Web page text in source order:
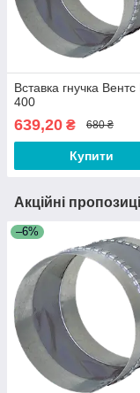
Вставка гнучка
400
639,20 ₴ 680 ₴
Купити
Акційні
–6%